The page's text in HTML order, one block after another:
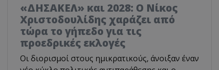
«ΔΗΣΑΚΕΛ» και 2028: Ο Νίκος
Χριστοδουλίδης χαράζει από
τώρα το γήπεδο για τις
προεδρικές εκλογές
Οι διορισμοί στους ημικρατικούς, άνοιξαν έναν